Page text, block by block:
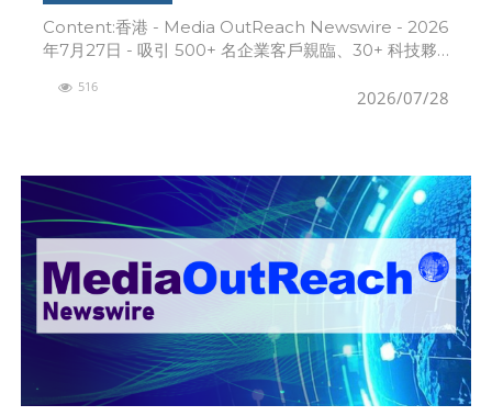
Content:香港 - Media OutReach Newswire - 2026
年7月27日 - 吸引 500+ 名企業客戶親臨、30+ 科技夥
2026/07/28
516